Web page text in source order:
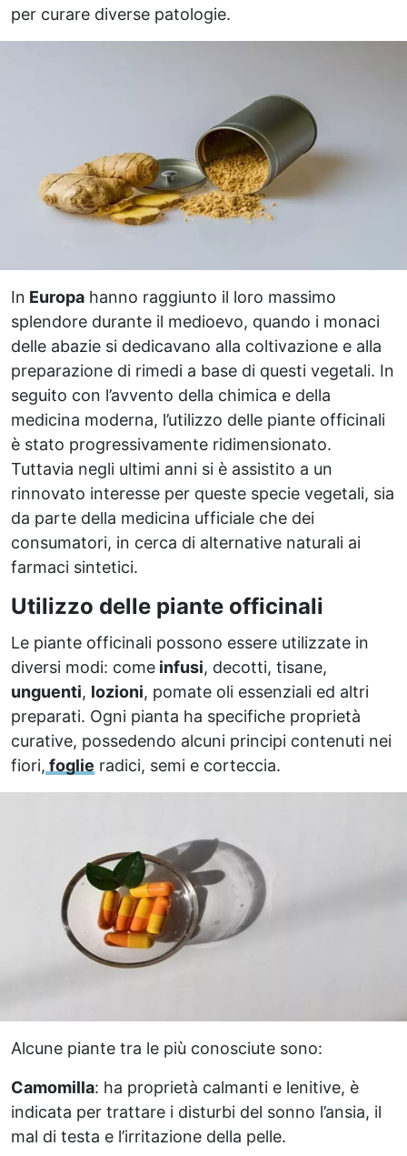
per curare diverse patologie.
In Europa hanno raggiunto il loro massimo
splendore durante il medioevo, quando i monaci
delle abazie si dedicavano alla coltivazione e alla
preparazione di rimedi a base di questi vegetali. In
seguito con l’avvento della chimica e della
medicina moderna, l’utilizzo delle piante officinali
è stato progressivamente ridimensionato.
Tuttavia negli ultimi anni si è assistito a un
rinnovato interesse per queste specie vegetali, sia
da parte della medicina ufficiale che dei
consumatori, in cerca di alternative naturali ai
farmaci sintetici.
Utilizzo delle piante officinali
Le piante officinali possono essere utilizzate in
diversi modi: come infusi, decotti, tisane,
unguenti, lozioni, pomate oli essenziali ed altri
preparati. Ogni pianta ha specifiche proprietà
curative, possedendo alcuni principi contenuti nei
fiori, foglie radici, semi e corteccia.
Alcune piante tra le più conosciute sono:
Camomilla: ha proprietà calmanti e lenitive, è
indicata per trattare i disturbi del sonno l’ansia, il
mal di testa e l’irritazione della pelle.